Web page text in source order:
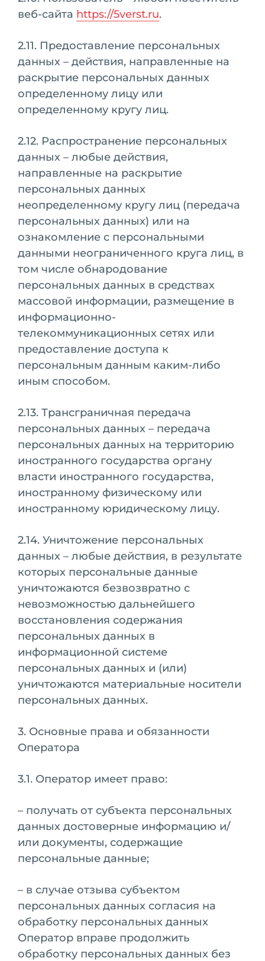
веб-сайта https://5verst.ru.
2.11. Предоставление персональных
данных – действия, направленные на
раскрытие персональных данных
определенному лицу или
определенному кругу лиц.
2.12. Распространение персональных
данных – любые действия,
направленные на раскрытие
персональных данных
неопределенному кругу лиц (передача
персональных данных) или на
ознакомление с персональными
данными неограниченного круга лиц, в
том числе обнародование
персональных данных в средствах
массовой информации, размещение в
информационно-
телекоммуникационных сетях или
предоставление доступа к
персональным данным каким-либо
иным способом.
2.13. Трансграничная передача
персональных данных – передача
персональных данных на территорию
иностранного государства органу
власти иностранного государства,
иностранному физическому или
иностранному юридическому лицу.
2.14. Уничтожение персональных
данных – любые действия, в результате
которых персональные данные
уничтожаются безвозвратно с
невозможностью дальнейшего
восстановления содержания
персональных данных в
информационной системе
персональных данных и (или)
уничтожаются материальные носители
персональных данных.
3. Основные права и обязанности
Оператора
3.1. Оператор имеет право:
– получать от субъекта персональных
данных достоверные информацию и/
или документы, содержащие
персональные данные;
– в случае отзыва субъектом
персональных данных согласия на
обработку персональных данных
Оператор вправе продолжить
обработку персональных данных без